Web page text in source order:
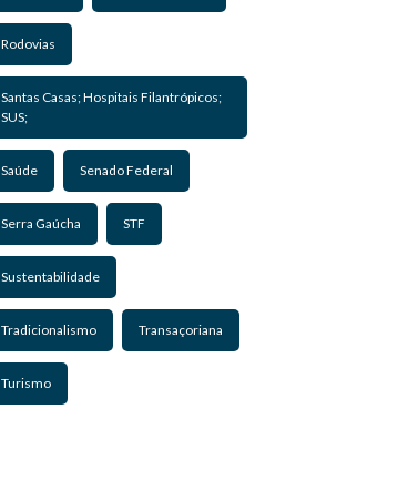
Rodovias
Santas Casas; Hospitais Filantrópicos;
SUS;
Saúde Senado Federal
Serra Gaúcha STF
Sustentabilidade
Tradicionalismo Transaçoriana
Turismo